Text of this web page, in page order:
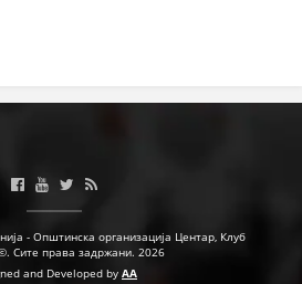
- Општинска организација Центар, Клуб
Сите права задржани. 2026
and Developed by AA